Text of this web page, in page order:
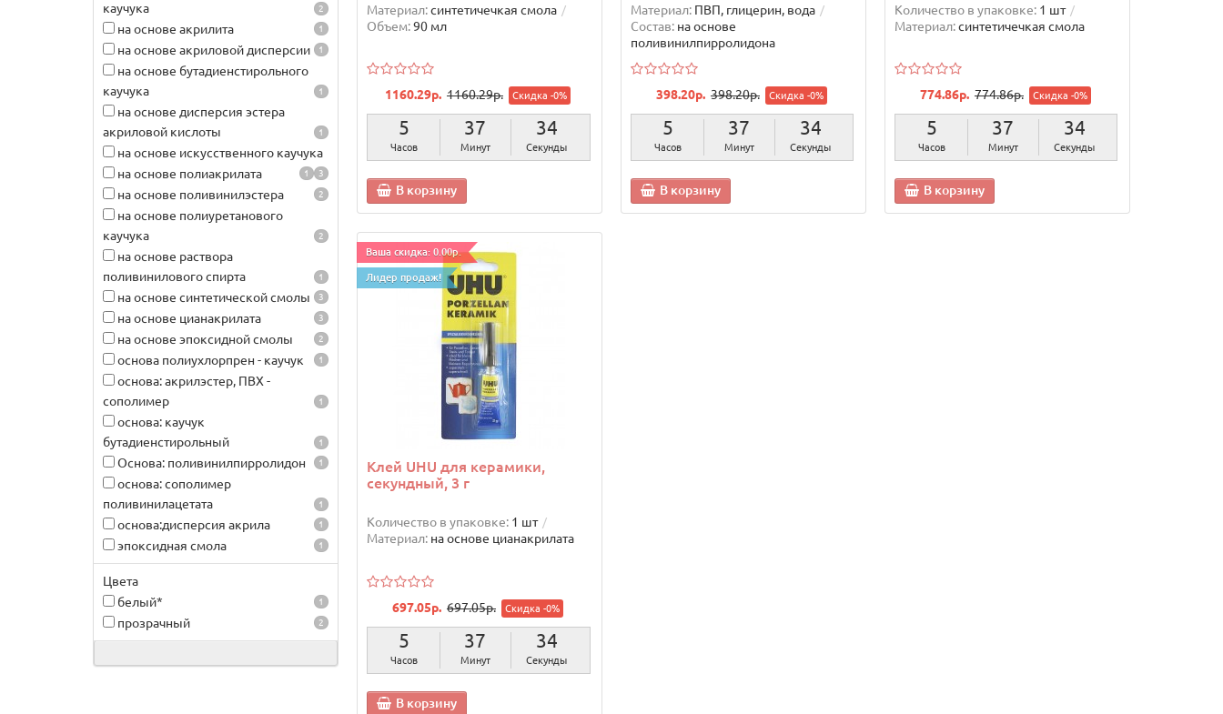
каучука
2
на основе акрилита 1
на основе акриловой дисперсии 1
на основе бутадиенстирольного
каучука
1
на основе дисперсия эстера
акриловой кислоты
1
на основе искусственного каучука
3
на основе полиакрилата 1
на основе поливинилэстера 2
на основе полиуретанового
каучука
2
на основе раствора
поливинилового спирта
1
на основе синтетической смолы 3
на основе цианакрилата 3
на основе эпоксидной смолы 2
основа полиухлорпрен - каучук 1
основа: акрилэстер, ПВХ -
сополимер
1
основа: каучук
бутадиенстирольный
1
Основа: поливинилпирролидон 1
основа: сополимер
поливинилацетата
1
основа:дисперсия акрила 1
эпоксидная смола 1
Цвета
белый*
1
прозрачный 2
Материал:синтетичечкая смола
Объем:90 мл
1160.29р. 1160.29р. Скидка -0%
5
Часов
37
Минут
32
Секунды
В корзину
Материал: ПВП, глицерин, вода
Состав: на основе
поливинилпирролидона
398.20р. 398.20р. Скидка -0%
5
Часов
37
Минут
32
Секунды
В корзину
Количество в упаковке: 1 шт
Материал:синтетичечкая смола
774.86р. 774.86р. Скидка -0%
5
Часов
37
Минут
32
Секунды
В корзину
Ваша скидка: 0.00р.
Лидер продаж!
Клей UHU для керамики,
секундный, 3 г
Количество в упаковке: 1 шт
Материал: на основе цианакрилата
697.05р. 697.05р. Скидка -0%
5
Часов
37
Минут
32
Секунды
В корзину